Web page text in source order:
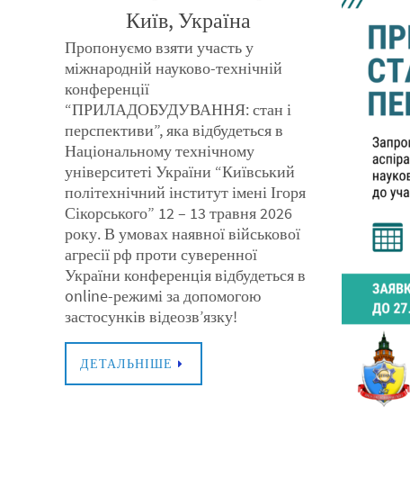
Київ, Україна
Пропонуємо взяти участь у
міжнародній науково-технічній
конференції
“ПРИЛАДОБУДУВАННЯ: стан і
перспективи”, яка відбудеться в
Національному технічному
університеті України “Київський
політехнічний інститут імені Ігоря
Сікорського” 12 – 13 травня 2026
року. В умовах наявної військової
агресії рф проти суверенної
України конференція відбудеться в
online-режимі за допомогою
застосунків відеозв’язку!
ДЕТАЛЬНІШЕ